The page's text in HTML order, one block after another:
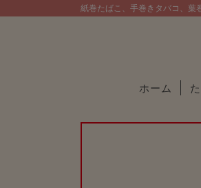
紙巻たばこ、手巻きタバコ、葉
ホーム